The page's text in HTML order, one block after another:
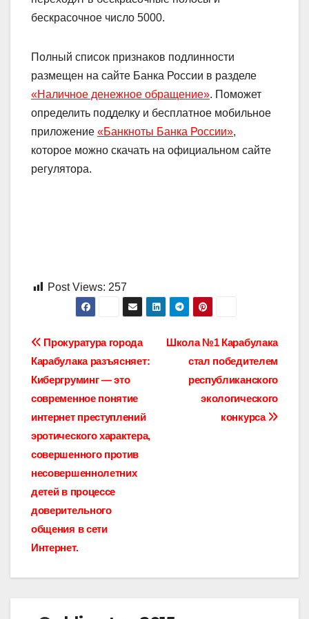
бескрасочное число 5000.
Полный список признаков подлинности
размещен на сайте Банка России в разделе
«Наличное денежное обращение». Поможет
определить подделку и бесплатное мобильное
приложение «Банкноты Банка России»,
которое можно скачать на официальном сайте
регулятора.
Post Views: 257
Навигация
по
записям
Школа №1 Карабулака
стал победителем
республиканского
экологического
конкурса
Прокуратура города
Карабулака разъясняет:
Кибергруминг — это
современное понятие
интернет преступлений
эротического характера,
совершенного против
несовершеннолетних
детей в процессе
доверительного
общения в сети
Интернет.